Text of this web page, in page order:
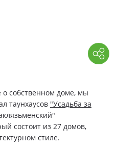
о собственном доме, мы
таунхаусов "Усадьба за
состоит из 27 домов,
стиле.